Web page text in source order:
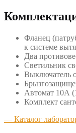
Фланец
к системе
Два
Светильник
Выключатель
Автомат 10А
Комплект
— Каталог